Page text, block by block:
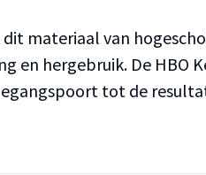
materiaal van
en hergebruik. De HBO
tot de